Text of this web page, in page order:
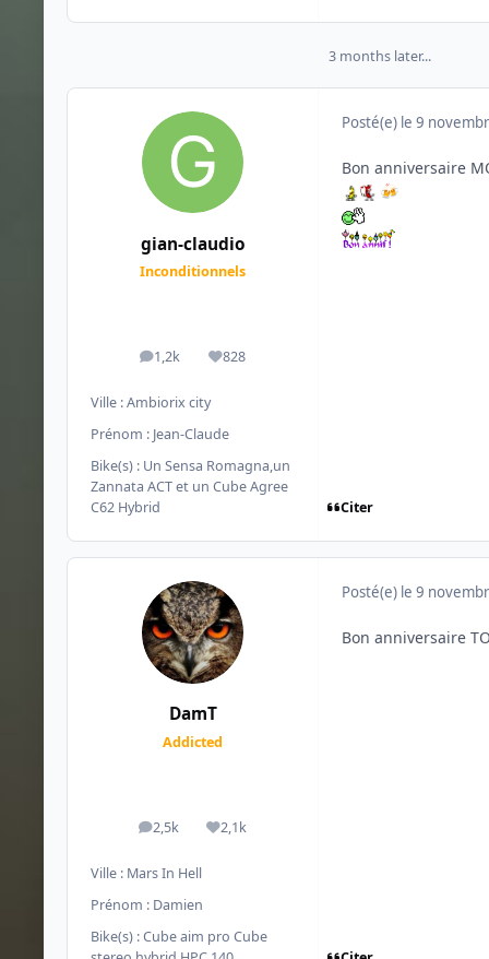
3 months later...
gian-claudio
Inconditionnels
1,2k
messages828
Réputation
Ville :Ambiorix city
Prénom : Jean-Claude
Bike(s) : Un Sensa Romagna,un
Zannata ACT et un Cube Agree
C62 Hybrid
Posté(e) le 9
Bon anniversaire
🍻
Citer
DamT
Addicted
2,5k
messages2,1k
Réputation
Ville : Mars In Hell
Prénom : Damien
Bike(s) :Cube aim pro Cube
Posté(e) le 9
Bon anniversaire